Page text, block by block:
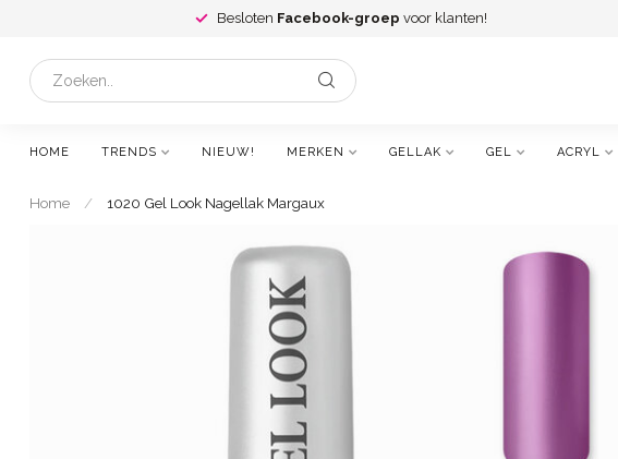
Besloten Facebook-groep voor klanten!
HOME TRENDS NIEUW! MERKEN GELLAK GEL ACRYL
Home / 1020 Gel Look Nagellak Margaux